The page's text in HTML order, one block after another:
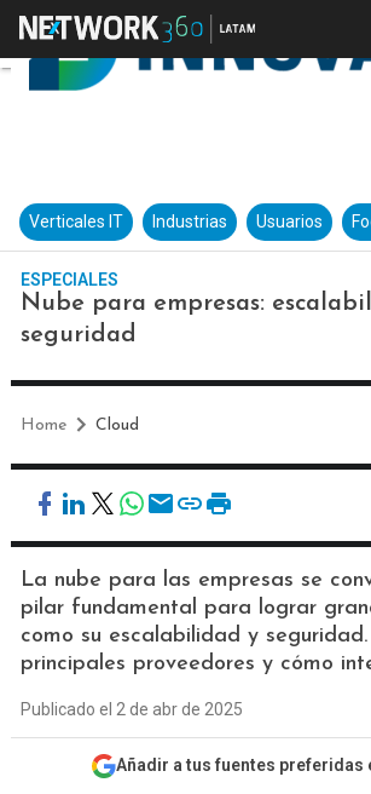
Verticales IT Industrias Usuarios
ESPECIALES
Nube para empresas:
seguridad
Home Cloud
La nube para las empresas se
pilar fundamental para lograr
como su escalabilidad y seguridad.
principales proveedores y cómo
Publicado el 2 de abr de 2025
Añadir a tus fuentes preferidas